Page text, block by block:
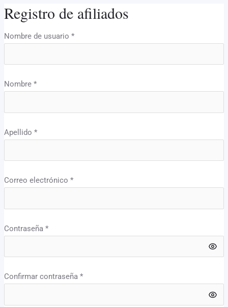
Registro de afiliados
Nombre de usuario*
Nombre*
Apellido*
Correo electrónico*
Contraseña*
Confirmar contraseña*